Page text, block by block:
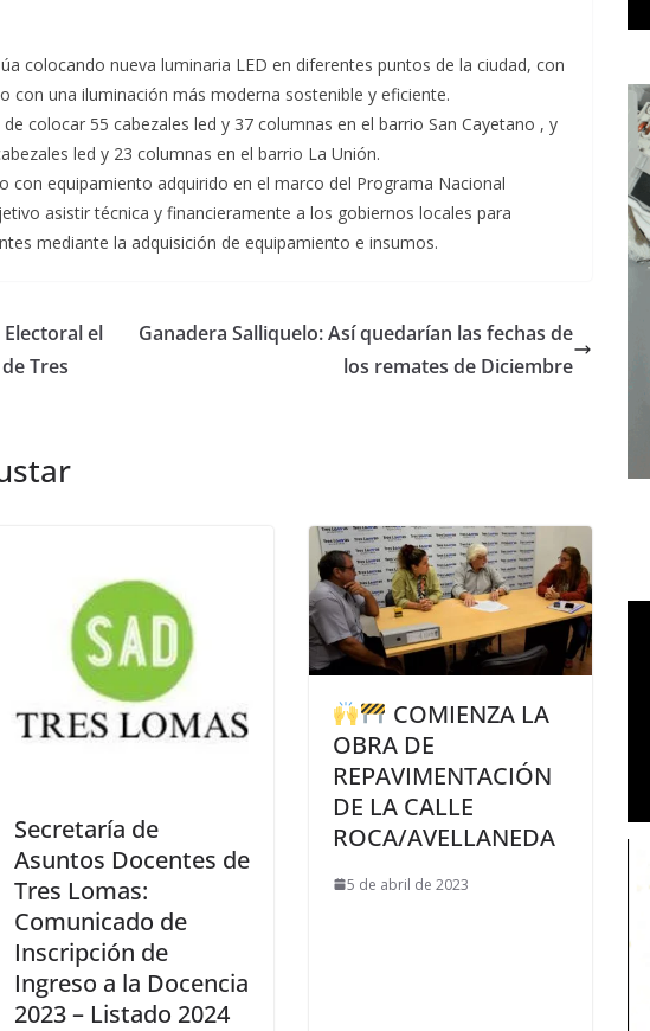
colocando nueva luminaria LED en diferentes puntos de la ciudad, con
con una iluminación más moderna sostenible y eficiente.
colocar 55 cabezales led y 37 columnas en el barrio San Cayetano , y
led y 23 columnas en el barrio La Unión.
con equipamiento adquirido en el marco del Programa Nacional
asistir técnica y financieramente a los gobiernos locales para
mediante la adquisición de equipamiento e insumos.
el
Tres
Ganadera Salliquelo: Así quedarían las fechas de
los remates de Diciembre
Secretaría de
Asuntos Docentes de
Tres Lomas:
Comunicado de
Inscripción de
Ingreso a la Docencia
2023 – Listado 2024
COMIENZA LA
OBRA DE
REPAVIMENTACIÓN
DE LA CALLE
ROCA/AVELLANEDA
5 de abril de 2023